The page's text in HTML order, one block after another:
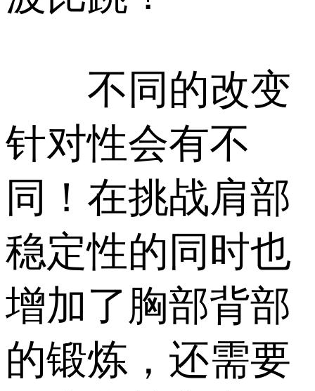
不同的改变
针对性会有不
同！在挑战肩部
稳定性的同时也
增加了胸部背部
的锻炼，还需要